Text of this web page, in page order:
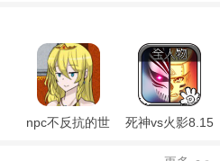
npc不反抗的世
死神vs火影8.15